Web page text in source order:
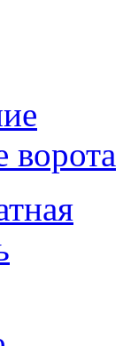
ворота